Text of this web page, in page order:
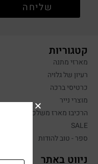
שליחה
קטגוריות
מארזי מתנה
רעיון של גלויה
כרטיסי ברכה
מוצרי נייר
הרכיבו מארז משלכם
SALE
ספר - טוב להודות
ניווט באתר